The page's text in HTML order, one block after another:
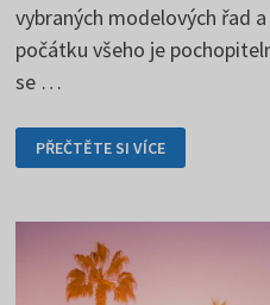
vybraných modelových řad
počátku všeho je
se …
AUTONOMNÍ
ŘÍZENÍ
V
PŘEČTĚTE SI VÍCE